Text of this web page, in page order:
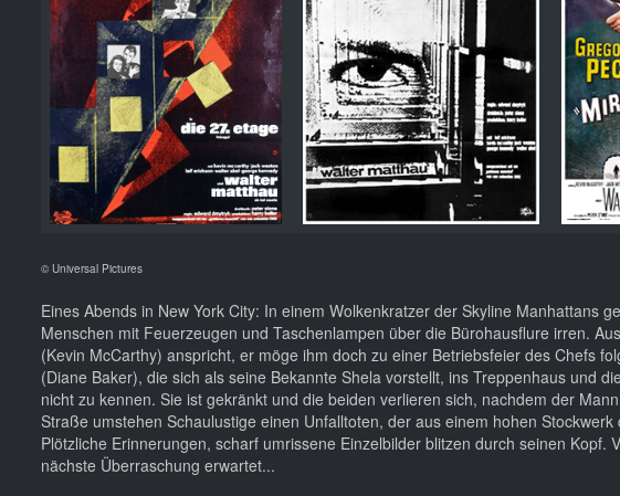
© Universal Pictures
Eines Abends in New York City: In einem Wolkenkratzer der Skyline Manhattans
Menschen mit Feuerzeugen und Taschenlampen über die Bürohausflure irren.
(Kevin McCarthy) anspricht, er möge ihm doch zu einer Betriebsfeier des Chefs
(Diane Baker), die sich als seine Bekannte Shela vorstellt, ins Treppenhaus und
nicht zu kennen. Sie ist gekränkt und die beiden verlieren sich, nachdem der
Straße umstehen Schaulustige einen Unfalltoten, der aus einem hohen
Plötzliche Erinnerungen, scharf umrissene Einzelbilder blitzen durch seinen
nächste Überraschung erwartet...